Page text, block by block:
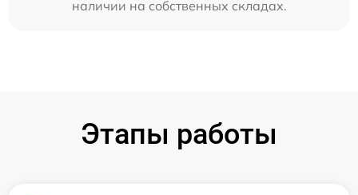
наличии на собственных складах.
Этапы работы